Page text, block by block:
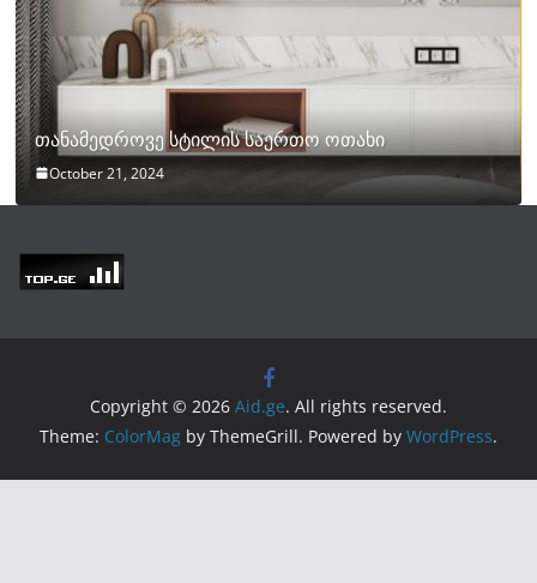
თანამედროვე სტილის საერთო ოთახი
October 21, 2024
Copyright © 2026 Aid.ge. All rights reserved.
Theme: ColorMag by ThemeGrill. Powered by WordPress.